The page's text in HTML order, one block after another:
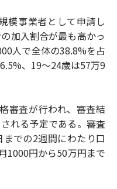
模事業者として申請し
加入割合が最も高かっ
人で全体の38.8%を占
、19〜24歳は57万9
審査が行われ、審査結
れる予定である。審査
での2週間にわたり口
1000円から50万円まで